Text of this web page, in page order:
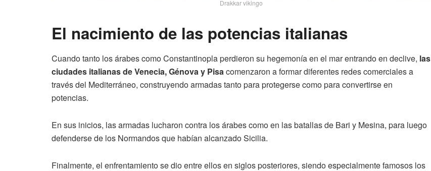
Drakkar vikingo
El nacimiento de las potencias italianas
Cuando tanto los árabes como Constantinopla perdieron su hegemonía en el mar entrando en declive, las
ciudades italianas de Venecia, Génova y Pisacomenzaron a formar diferentes redes comerciales a
través del Mediterráneo, construyendo armadas tanto para protegerse como para convertirse en
potencias.
En sus inicios, las armadas lucharon contra los árabes como en las batallas de Bari y Mesina, para luego
defenderse de los Normandos que habían alcanzado Sicilia.
Finalmente, el enfrentamiento se dio entre ellos en siglos posteriores, siendo especialmente famosos los